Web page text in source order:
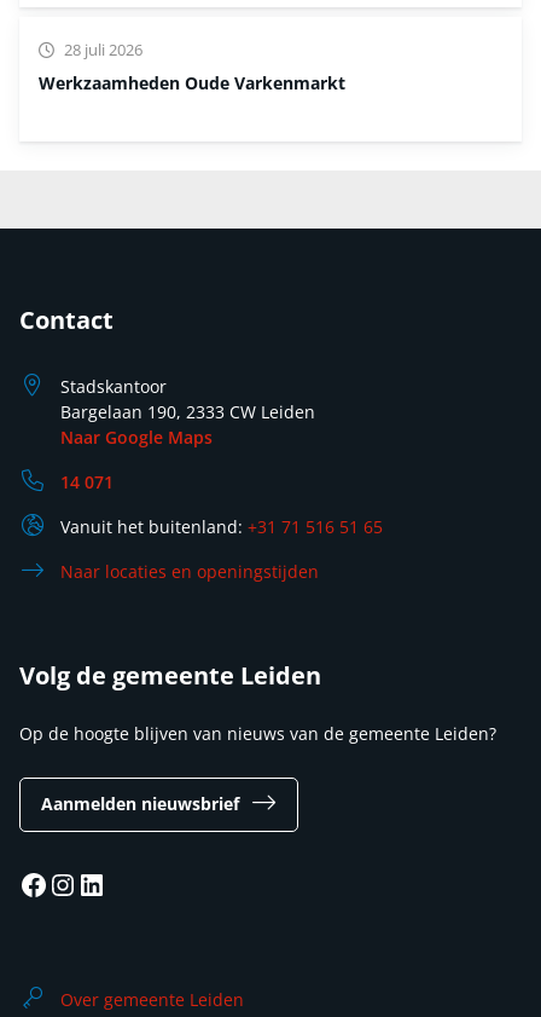
Werkzaamheden Oude Varkenmarkt
28 juli 2026
Contact
Stadskantoor
Bargelaan 190, 2333 CW Leiden
Naar Google Maps
14 071
Vanuit het buitenland: +31 71 516 51 65
Naar locaties en openingstijden
Volg de gemeente Leiden
Op de hoogte blijven van nieuws van de gemeente Leiden?
Aanmelden nieuwsbrief
Facebook
Instagram
LinkedIn
Over gemeente Leiden